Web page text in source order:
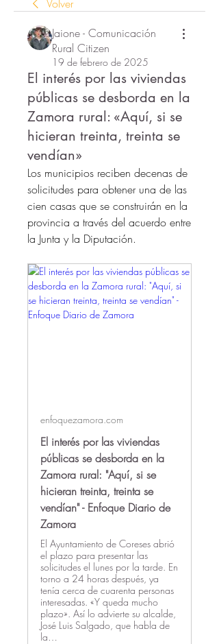
Volver
Jaione - Comunicación
Rural Citizen
19 de febrero de 2025
El interés por las viviendas
públicas se desborda en la
Zamora rural: «Aquí, si se
hicieran treinta, treinta se
vendían»
Los municipios reciben decenas de
solicitudes para obtener una de las
cien casas que se construirán en la
provincia a través del acuerdo entre
la Junta y la Diputación.
enfoquezamora.com
El interés por las viviendas
públicas se desborda en la
Zamora rural: "Aquí, si se
hicieran treinta, treinta se
vendían" - Enfoque Diario de
Zamora
El Ayuntamiento de Coreses abrió
el plazo para presentar las
solicitudes el lunes por la tarde. En
torno a 24 horas después, ya
tenía cerca de cuarenta personas
interesadas. «Y queda mucho
plazo». Así lo advierte su alcalde,
José Luis Salgado, que habla de
la…